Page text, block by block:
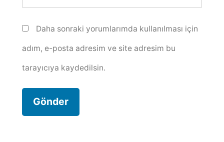
Daha sonraki yorumlarımda kullanılması için
adım, e-posta adresim ve site adresim bu
tarayıcıya kaydedilsin.